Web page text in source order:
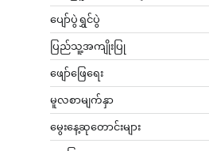
ပျော်ပွဲရွှင်ပွဲ
ပြည်သူ့အကျိုးပြု
ဖျော်ဖြေရေး
မူလစာမျက်နှာ
မွေးနေ့ဆုတောင်းများ